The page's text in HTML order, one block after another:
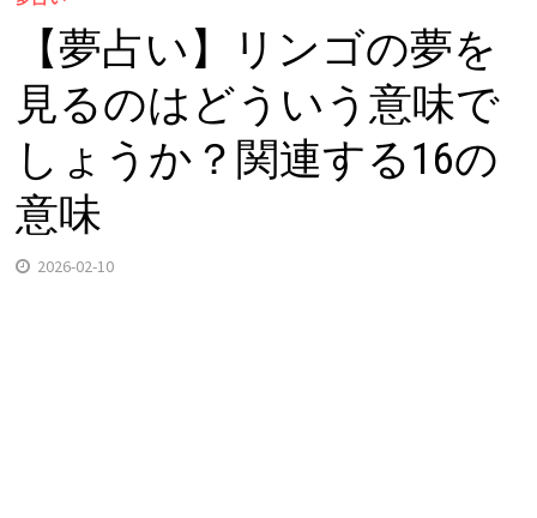
【夢占い】リンゴの夢を
見るのはどういう意味で
しょうか？関連する16の
意味
2026-02-10